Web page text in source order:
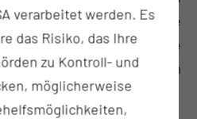
zu erweitern und deine
Starte noch heute deine
Lernen und deinem
verarbeitet werden. Es
das Risiko, das Ihre
zu Kontroll- und
möglicherweise